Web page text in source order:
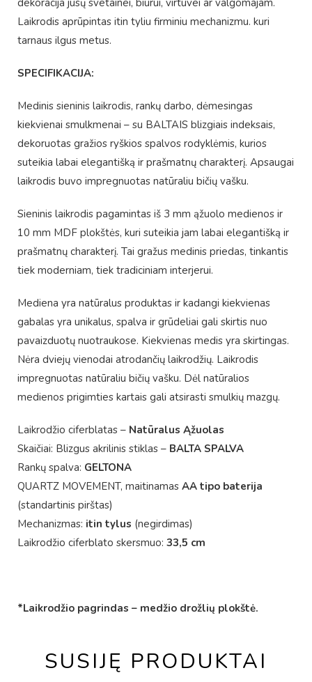
dekoracija jūsų svetainei, biurui, virtuvei ar valgomajam.
Laikrodis aprūpintas itin tyliu firminiu mechanizmu. kuri
tarnaus ilgus metus.
SPECIFIKACIJA:
Medinis sieninis laikrodis, rankų darbo, dėmesingas
kiekvienai smulkmenai – su BALTAIS blizgiais indeksais,
dekoruotas gražios ryškios spalvos rodyklėmis, kurios
suteikia labai elegantišką ir prašmatnų charakterį. Apsaugai
laikrodis buvo impregnuotas natūraliu bičių vašku.
Sieninis laikrodis pagamintas iš 3 mm ąžuolo medienos ir
10 mm MDF plokštės, kuri suteikia jam labai elegantišką ir
prašmatnų charakterį. Tai gražus medinis priedas, tinkantis
tiek moderniam, tiek tradiciniam interjerui.
Mediena yra natūralus produktas ir kadangi kiekvienas
gabalas yra unikalus, spalva ir grūdeliai gali skirtis nuo
pavaizduotų nuotraukose. Kiekvienas medis yra skirtingas.
Nėra dviejų vienodai atrodančių laikrodžių. Laikrodis
impregnuotas natūraliu bičių vašku. Dėl natūralios
medienos prigimties kartais gali atsirasti smulkių mazgų.
Laikrodžio ciferblatas – Natūralus Ąžuolas
Skaičiai: Blizgus akrilinis stiklas – BALTA SPALVA
Rankų spalva: GELTONA
QUARTZ MOVEMENT, maitinamas AA tipo baterija
(standartinis pirštas)
Mechanizmas: itin tylus (negirdimas)
Laikrodžio ciferblato skersmuo: 33,5 cm
*Laikrodžio pagrindas – medžio drožlių plokštė.
SUSIJĘ PRODUKTAI